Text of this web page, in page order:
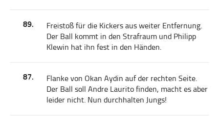
89.
Freistoß für die Kickers aus weiter Entfernung.
Der Ball kommt in den Strafraum und Philipp
Klewin hat ihn fest in den Händen.
87.
Flanke von Okan Aydin auf der rechten Seite.
Der Ball soll Andre Laurito finden, macht es aber
leider nicht. Nun durchhalten Jungs!